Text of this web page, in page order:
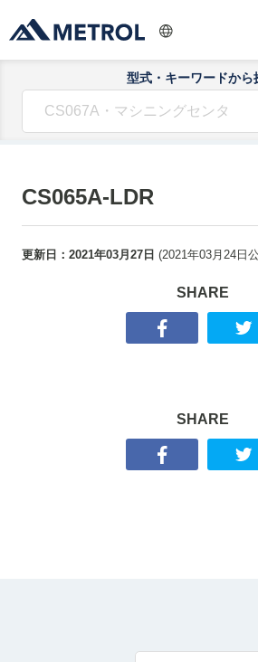
型式・キーワードから
CS065A-LDR
更新日： 2021年03月27日 (2021年03月24日
SHARE
SHARE